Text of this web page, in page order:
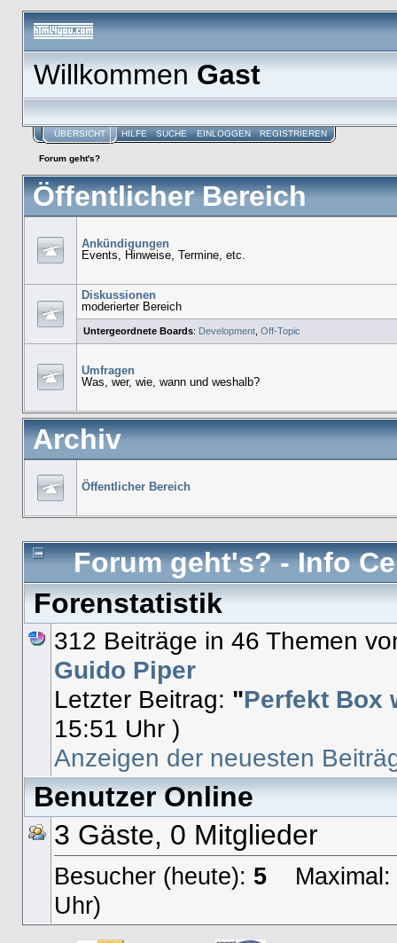
WillkommenGast
ÜBERSICHT HILFE SUCHE EINLOGGEN REGISTRIEREN
Forum geht's?
Öffentlicher Bereich
Ankündigungen
Events, Hinweise, Termine, etc.
Diskussionen
moderierter Bereich
Untergeordnete Boards: Development ,Off-Topic
Umfragen
Was, wer, wie, wann und weshalb?
Archiv
Öffentlicher Bereich
Forum geht's? - Info
Forenstatistik
312 Beiträge in 46 Themen
Guido Piper
Letzter Beitrag: "Perfekt Box
15:51 Uhr )
Anzeigen der neuesten
Benutzer Online
3 Gäste, 0 Mitglieder
Besucher (heute): 5 Maximal:
Uhr)